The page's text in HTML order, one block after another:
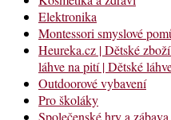
Elektronika
Montessori smyslové
Heureka.cz | Dětské
láhve na pití | Dětské
Outdoorové vybavení
Pro školáky
Společenské hry a zábava